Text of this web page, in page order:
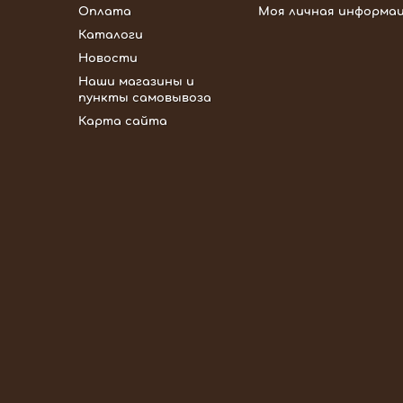
Оплата
Каталоги
Новости
Наши магазины и
пункты самовывоза
Карта сайта
Моя личная